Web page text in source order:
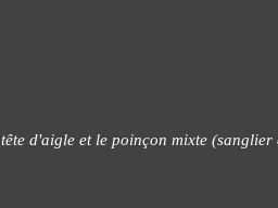
d'aigle et le poinçon mixte (sanglier